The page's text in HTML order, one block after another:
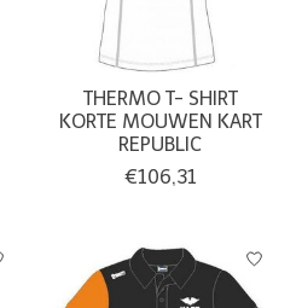
THERMO T- SHIRT
KORTE MOUWEN KART
REPUBLIC
€106,31